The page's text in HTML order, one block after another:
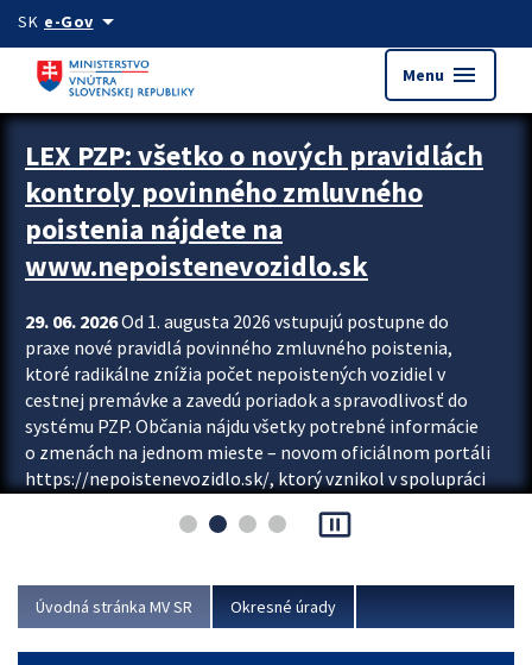
Preskocit na hlavný obsah
SK e-Govarrow_drop_down
Menu menu
Zastavit automatický posun upútavok
LEX PZP: všetko o nových pravidlách
kontroly povinného zmluvného
poistenia nájdete na
www.nepoistenevozidlo.sk
29. 06. 2026Od 1. augusta 2026 vstupujú postupne do
praxe nové pravidlá povinného zmluvného poistenia,
ktoré radikálne znížia počet nepoistených vozidiel v
cestnej premávke a zavedú poriadok a spravodlivosť do
systému PZP. Občania nájdu všetky potrebné informácie
o zmenách na jednom mieste – novom oficiálnom portáli
https://nepoistenevozidlo.sk/, ktorý vznikol v spolupráci
asociácie poisťovní (SLASPO) a Ministerstva vnútra SR.
Viac
pause_presentation
Úvodná stránka MV SR Okresné úrady